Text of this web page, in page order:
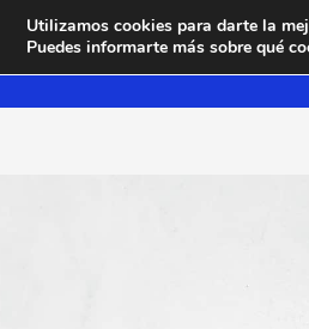
Utilizamos cookies para darte la
Puedes informarte más sobre qué